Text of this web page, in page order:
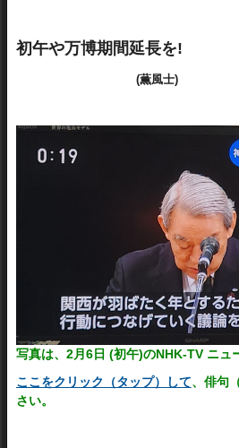
初午や万博期間延長を!
(薫風士)
写真は、2月6日 (初午)のNHK-TV ニュ
ここをクリック（タップ）して、俳句
さい。